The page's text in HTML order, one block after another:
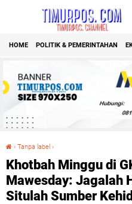
HOME POLITIK & PEMERINTAHAN
› Tanpa label ›
Khotbah Minggu di
Mawesday: Jagalah
Situlah Sumber